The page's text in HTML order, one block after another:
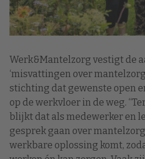
Werk&Mantelzorg vestigt de
‘misvattingen over
stichting dat gewenste open
op de werkvloer in de weg.
blijkt dat als medewerker en
gesprek gaan over
werkbare oplossing komt,